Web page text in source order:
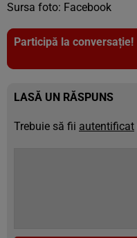
Sursa foto: Facebook
Participă la conversație!
LASĂ UN RĂSPUNS
Trebuie să fii autentificat